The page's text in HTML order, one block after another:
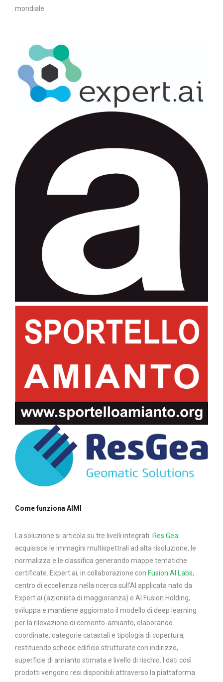
mondiale.
Come funziona AIMI
La soluzione si articola su tre livelli integrati. Res.Gea
acquisisce le immagini multispettrali ad alta risoluzione, le
normalizza e le classifica generando mappe tematiche
certificate. Expert.ai, in collaborazione con Fusion AI Labs,
centro di eccellenza nella ricerca sull’AI applicata nato da
Expert.ai (azionista di maggioranza) e AI Fusion Holding,
sviluppa e mantiene aggiornato il modello di deep learning
per la rilevazione di cemento-amianto, elaborando
coordinate, categorie catastali e tipologia di copertura,
restituendo schede edificio strutturate con indirizzo,
superficie di amianto stimata e livello di rischio. I dati così
prodotti vengono resi disponibili attraverso la piattaforma